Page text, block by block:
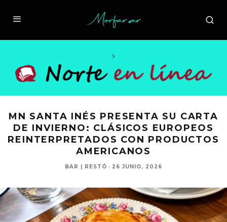
>
MN SANTA INÉS PRESENTA SU CARTA
DE INVIERNO: CLÁSICOS EUROPEOS
REINTERPRETADOS CON PRODUCTOS
AMERICANOS
BAR | RESTÓ · 26 JUNIO, 2026